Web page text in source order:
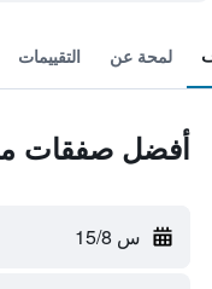
لمحة عن التقييمات
أفضل صفقات
س 15/8